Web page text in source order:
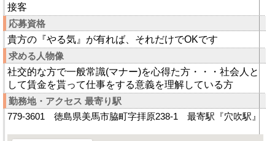
接客
応募資格
貴方の『やる気』が有れば、それだけでOKです
求める人物像
社交的な方で一般常識(マナー)を心得た方・・・社会人と
して賃金を貰って仕事をする意義を理解している方
勤務地・アクセス 最寄り駅
779-3601 徳島県美馬市脇町字拝原238-1 最寄駅『穴吹駅』